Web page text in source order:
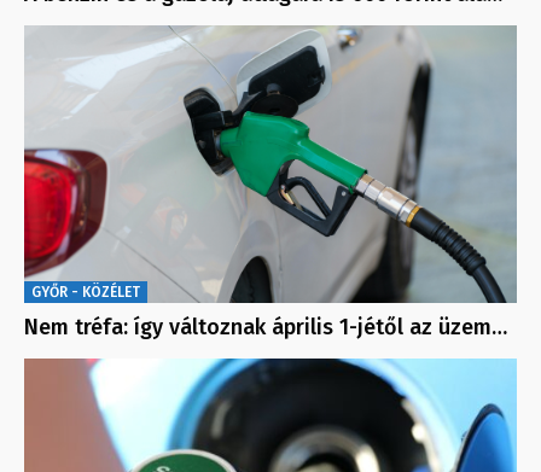
GYŐR - KÖZÉLET
Nem tréfa: így változnak április 1-jétől az üzem…